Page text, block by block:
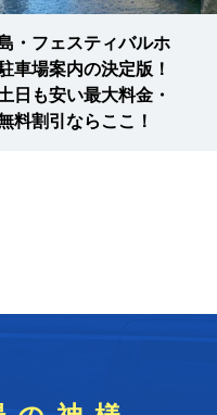
島・フェスティバルホ
車場案内の決定版！
日も安い最大料金・
料割引ならここ！